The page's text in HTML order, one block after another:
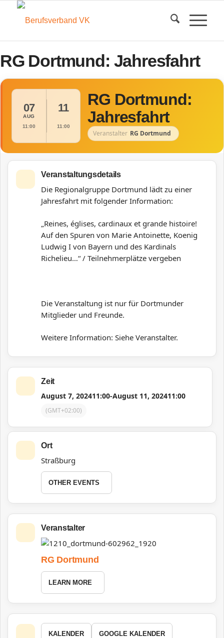
RG Dortmund: Jahresfahrt
07
AUG
11:00
11
11:00
RG Dortmund:
Jahresfahrt
Veranstalter RG Dortmund
Veranstaltungsdetails
Die Regionalgruppe Dortmund lädt zu einer
Jahresfahrt mit folgender Information:
„Reines, églises, cardinaux et grande histoire!
Auf den Spuren von Marie Antoinette, Koenig
Ludwig I von Bayern und des Kardinals
Richelieu…“ / Teilnehmerplätze vergeben
Die Veranstaltung ist nur für Dortmunder
Mitglieder und Freunde.
Weitere Information: Siehe Veranstalter.
Zeit
August 7, 202411:00-August 11, 202411:00
(GMT+02:00)
Ort
Straßburg
OTHER EVENTS
Veranstalter
RG Dortmund
LEARN MORE
KALENDER GOOGLE KALENDER